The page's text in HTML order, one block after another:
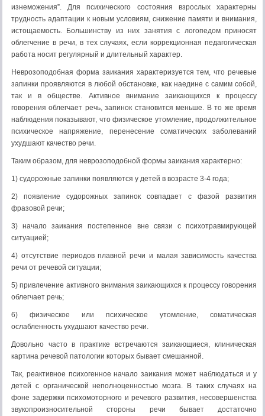
изнеможения”. Для психического состояния взрослых характерны
трудность адаптации к новым условиям, снижение памяти и внимания,
истощаемость. Большинству из них занятия с логопедом приносят
облегчение в речи, в тех случаях, если коррекционная педагогическая
работа носит регулярный и длительный характер.
Неврозоподобная форма заикания характеризуется тем, что речевые
запинки проявляются в любой обстановке, как наедине с самим собой,
так и в обществе. Активное внимание заикающихся к процессу
говорения облегчает речь, запинок становится меньше. В то же время
наблюдения показывают, что физическое утомление, продолжительное
психическое напряжение, перенесение соматических заболеваний
ухудшают качество речи.
Таким образом, для неврозоподобной формы заикания характерно:
1) судорожные запинки появляются у детей в возрасте 3-4 года;
2) появление судорожных запинок совпадает с фазой развития
фразовой речи;
3) начало заикания постепенное вне связи с психотравмирующей
ситуацией;
4) отсутствие периодов плавной речи и малая зависимость качества
речи от речевой ситуации;
5) привлечение активного внимания заикающихся к процессу говорения
облегчает речь;
6) физическое или психическое утомление, соматическая
ослабленность ухудшают качество речи.
Довольно часто в практике встречаются заикающиеся, клиническая
картина речевой патологии которых бывает смешанной.
Так, реактивное психогенное начало заикания может наблюдаться и у
детей с органической неполноценностью мозга. В таких случаях на
фоне задержки психомоторного и речевого развития, несовершенства
звукопроизносительной стороны речи бывает достаточно